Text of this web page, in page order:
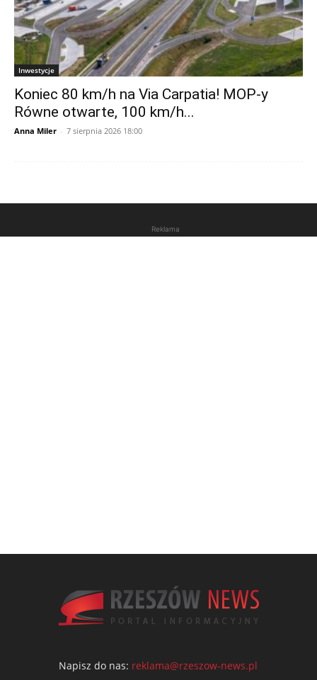
Inwestycje
Koniec 80 km/h na Via Carpatia! MOP-y
Równe otwarte, 100 km/h...
Anna Miler - 7 sierpnia 2026 18:00
Reklama
Napisz do nas: reklama@rzeszow-news.pl